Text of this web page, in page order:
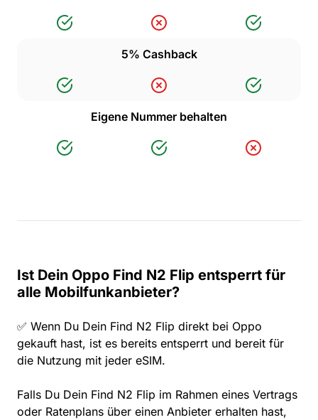
5% Cashback
Eigene Nummer behalten
Ist Dein Oppo Find N2 Flip entsperrt für
alle Mobilfunkanbieter?
✅ Wenn Du Dein Find N2 Flip direkt bei Oppo
gekauft hast, ist es bereits entsperrt und bereit für
die Nutzung mit jeder eSIM.
Falls Du Dein Find N2 Flip im Rahmen eines Vertrags
oder Ratenplans über einen Anbieter erhalten hast,